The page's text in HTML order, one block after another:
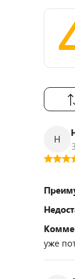
Н
уже